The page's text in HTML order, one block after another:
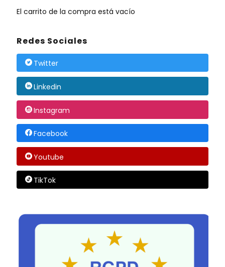
El carrito de la compra está vacío
Redes Sociales
Twitter
Linkedin
Instagram
Facebook
Youtube
TikTok